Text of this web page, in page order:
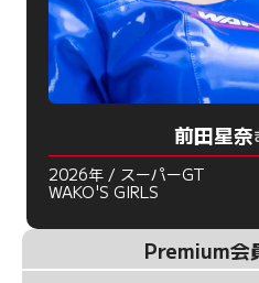
前田星奈
2026年 / スーパーGT
WAKO'S GIRLS
Premium会